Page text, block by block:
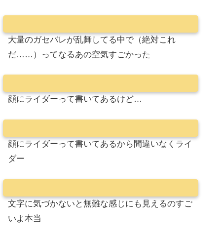
大量のガセバレが乱舞してる中で（絶対これ
だ……）ってなるあの空気すごかった
顔にライダーって書いてあるけど…
顔にライダーって書いてあるから間違いなくライ
ダー
文字に気づかないと無難な感じにも見えるのすご
いよ本当